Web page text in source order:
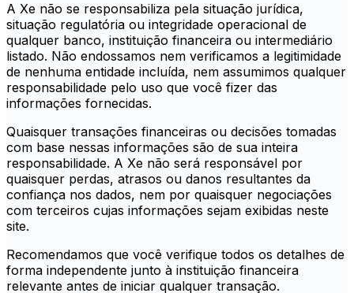
A Xe não se responsabiliza pela situação jurídica,
situação regulatória ou integridade operacional de
qualquer banco, instituição financeira ou intermediário
listado. Não endossamos nem verificamos a legitimidade
de nenhuma entidade incluída, nem assumimos qualquer
responsabilidade pelo uso que você fizer das
informações fornecidas.
Quaisquer transações financeiras ou decisões tomadas
com base nessas informações são de sua inteira
responsabilidade. A Xe não será responsável por
quaisquer perdas, atrasos ou danos resultantes da
confiança nos dados, nem por quaisquer negociações
com terceiros cujas informações sejam exibidas neste
site.
Recomendamos que você verifique todos os detalhes de
forma independente junto à instituição financeira
relevante antes de iniciar qualquer transação.